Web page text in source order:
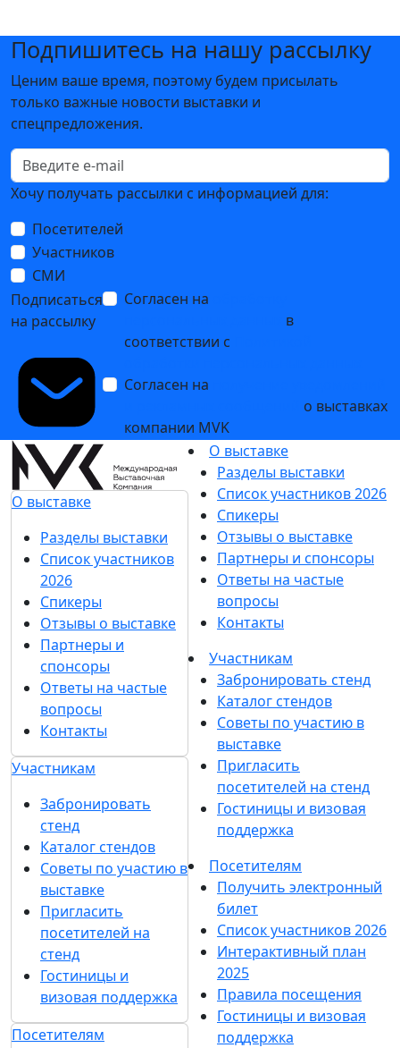
Подпишитесь на нашу рассылку
Ценим ваше время, поэтому будем присылать
только важные новости выставки и
спецпредложения.
Хочу получать рассылки с информацией для:
Посетителей
Участников
СМИ
Подписаться
на рассылку
Согласен на
в
соответствии с
Согласен на
о выставках
компании MVK
О выставке
Разделы выставки
Список участников
2026
Спикеры
Отзывы о выставке
Партнеры и
спонсоры
Ответы на частые
вопросы
Контакты
Участникам
Забронировать
стенд
Каталог стендов
Советы по участию в
выставке
Пригласить
посетителей на
стенд
Гостиницы и
визовая поддержка
Посетителям
О выставке
Разделы выставки
Список участников 2026
Спикеры
Отзывы о выставке
Партнеры и спонсоры
Ответы на частые
вопросы
Контакты
Участникам
Забронировать стенд
Каталог стендов
Советы по участию в
выставке
Пригласить
посетителей на стенд
Гостиницы и визовая
поддержка
Посетителям
Получить электронный
билет
Список участников 2026
Интерактивный план
2025
Правила посещения
Гостиницы и визовая
поддержка